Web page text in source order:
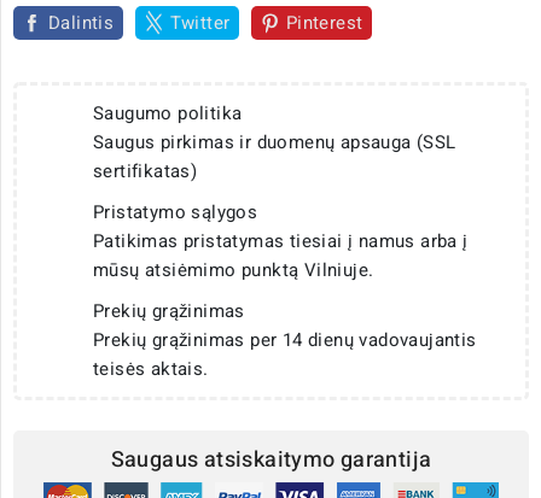
Dalintis Twitter Pinterest
Saugumo politika
Saugus pirkimas ir duomenų apsauga (SSL
sertifikatas)
Pristatymo sąlygos
Patikimas pristatymas tiesiai į namus arba į
mūsų atsiėmimo punktą Vilniuje.
Prekių grąžinimas
Prekių grąžinimas per 14 dienų vadovaujantis
teisės aktais.
Saugaus atsiskaitymo garantija